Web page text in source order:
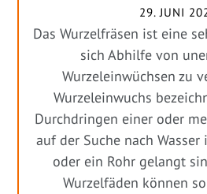
29. JUNI
Das Wurzelfräsen ist eine
sich Abhilfe von
Wurzeleinwüchsen zu
Wurzeleinwuchs
Durchdringen einer oder
auf der Suche nach
oder ein Rohr gelangt
Wurzelfäden können